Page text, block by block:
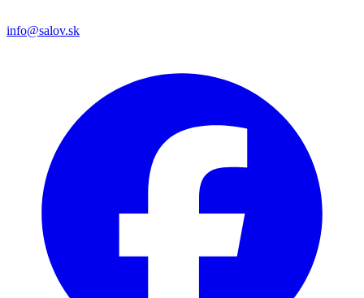
info@salov.sk